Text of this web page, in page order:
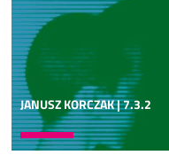
vorkommt. Da kannst
noch nie aufgefallen.
Testament als Vater
2000 mal als Elohim,
und so weiter.
04:01
Also aber als Vater,
Da kannst du 70 Jahre
JANUSZ KORCZAK | 7.3.2